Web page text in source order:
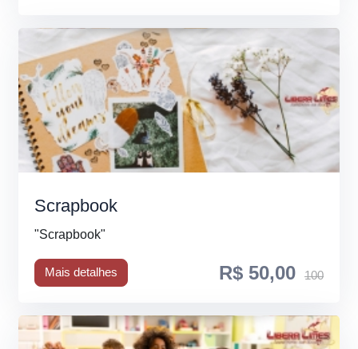
Scrapbook
"Scrapbook"
R$ 50,00 100
Mais detalhes